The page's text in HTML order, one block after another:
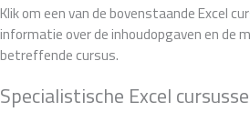
Klik om een van de bovenstaande Excel
informatie over de inhoudopgaven en de
betreffende cursus.
Specialistische Excel